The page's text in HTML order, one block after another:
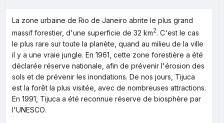
La zone urbaine de Rio de Janeiro abrite le plus grand
massif forestier, d'une superficie de 32 km2. C'est le cas
le plus rare sur toute la planète, quand au milieu de la ville
il y a une vraie jungle. En 1961, cette zone forestière a été
déclarée réserve nationale, afin de prévenir l'érosion des
sols et de prévenir les inondations. De nos jours, Tijuca
est la forêt la plus visitée, avec de nombreuses attractions.
En 1991, Tijuca a été reconnue réserve de biosphère par
l'UNESCO.